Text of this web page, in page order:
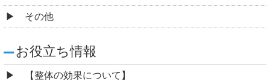
その他
お役立ち情報
【整体の効果について】